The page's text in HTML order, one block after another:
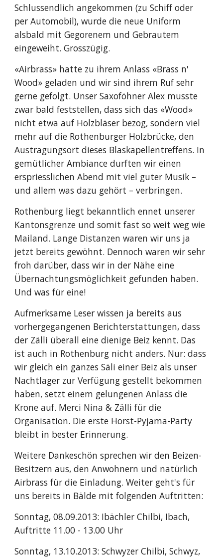
Schlussendlich angekommen (zu Schiff oder
per Automobil), wurde die neue Uniform
alsbald mit Gegorenem und Gebrautem
eingeweiht. Grosszügig.
«Airbrass» hatte zu ihrem Anlass «Brass n'
Wood» geladen und wir sind ihrem Ruf sehr
gerne gefolgt. Unser Saxoföhner Alex musste
zwar bald feststellen, dass sich das «Wood»
nicht etwa auf Holzbläser bezog, sondern viel
mehr auf die Rothenburger Holzbrücke, den
Austragungsort dieses Blaskapellentreffens. In
gemütlicher Ambiance durften wir einen
erspriesslichen Abend mit viel guter Musik –
und allem was dazu gehört – verbringen.
Rothenburg liegt bekanntlich ennet unserer
Kantonsgrenze und somit fast so weit weg wie
Mailand. Lange Distanzen waren wir uns ja
jetzt bereits gewöhnt. Dennoch waren wir sehr
froh darüber, dass wir in der Nähe eine
Übernachtungsmöglichkeit gefunden haben.
Und was für eine!
Aufmerksame Leser wissen ja bereits aus
vorhergegangenen Berichterstattungen, dass
der Zälli überall eine dienige Beiz kennt. Das
ist auch in Rothenburg nicht anders. Nur: dass
wir gleich ein ganzes Säli einer Beiz als unser
Nachtlager zur Verfügung gestellt bekommen
haben, setzt einem gelungenen Anlass die
Krone auf. Merci Nina & Zälli für die
Organisation. Die erste Horst-Pyjama-Party
bleibt in bester Erinnerung.
Weitere Dankeschön sprechen wir den Beizen-
Besitzern aus, den Anwohnern und natürlich
Airbrass für die Einladung. Weiter geht's für
uns bereits in Bälde mit folgenden Auftritten:
Sonntag, 08.09.2013: Ibächler Chilbi, Ibach,
Auftritte 11.00 - 13.00 Uhr
Sonntag, 13.10.2013: Schwyzer Chilbi, Schwyz,